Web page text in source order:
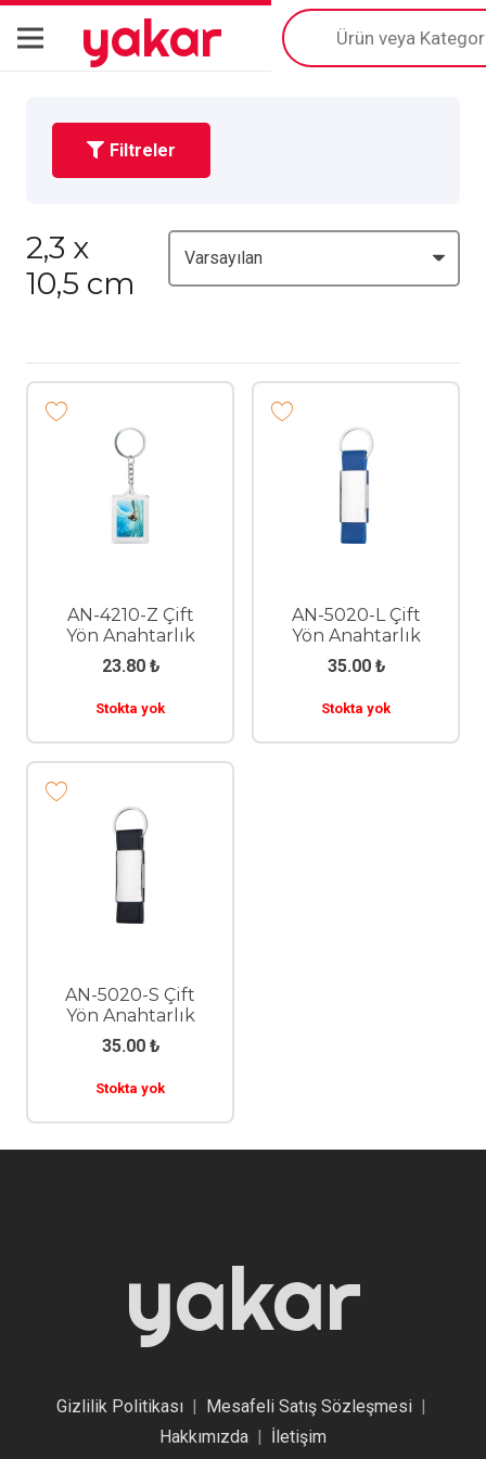
yakar
Products
search
Filtreler
2,3 x
10,5 cm
AN-4210-Z Çift
Yön Anahtarlık
23.80 ₺
Stokta yok
AN-5020-L Çift
Yön Anahtarlık
35.00 ₺
Stokta yok
AN-5020-S Çift
Yön Anahtarlık
35.00 ₺
Stokta yok
yakar
Gizlilik Politikası| Mesafeli Satış Sözleşmesi|
Hakkımızda | İletişim